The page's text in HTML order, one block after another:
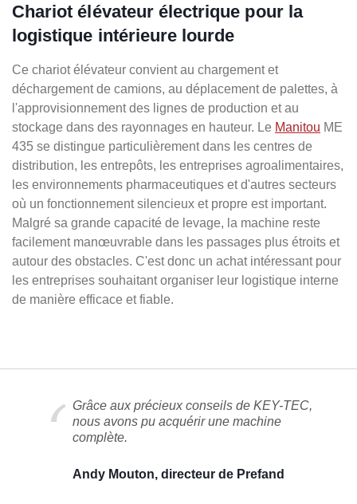
Chariot élévateur électrique pour la
logistique intérieure lourde
Ce chariot élévateur convient au chargement et
déchargement de camions, au déplacement de palettes, à
l'approvisionnement des lignes de production et au
stockage dans des rayonnages en hauteur. Le Manitou ME
435 se distingue particulièrement dans les centres de
distribution, les entrepôts, les entreprises agroalimentaires,
les environnements pharmaceutiques et d'autres secteurs
où un fonctionnement silencieux et propre est important.
Malgré sa grande capacité de levage, la machine reste
facilement manœuvrable dans les passages plus étroits et
autour des obstacles. C'est donc un achat intéressant pour
les entreprises souhaitant organiser leur logistique interne
de manière efficace et fiable.
Grâce aux précieux conseils de KEY-TEC,
nous avons pu acquérir une machine
complète.
Andy Mouton, directeur de Prefand